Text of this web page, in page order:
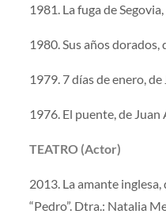
1981. La fuga de
1980. Sus años
1979. 7 días de enero, de
1976. El puente, de Juan
TEATRO (Actor)
2013. La amante
“Pedro”. Dtra.: Natalia